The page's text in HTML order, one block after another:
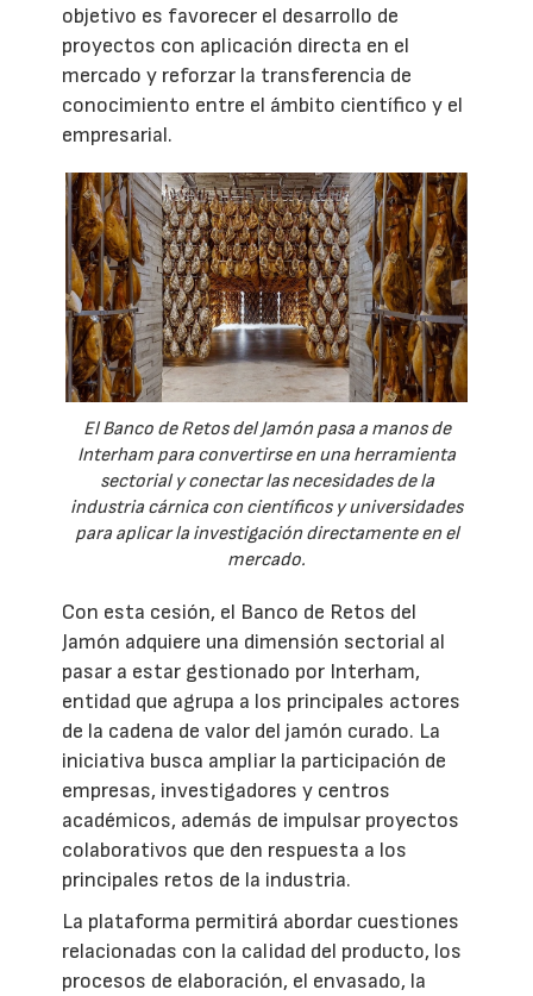
objetivo es favorecer el desarrollo de
proyectos con aplicación directa en el
mercado y reforzar la transferencia de
conocimiento entre el ámbito científico y el
empresarial.
El Banco de Retos del Jamón pasa a manos de
Interham para convertirse en una herramienta
sectorial y conectar las necesidades de la
industria cárnica con científicos y universidades
para aplicar la investigación directamente en el
mercado.
Con esta cesión, el Banco de Retos del
Jamón adquiere una dimensión sectorial al
pasar a estar gestionado por Interham,
entidad que agrupa a los principales actores
de la cadena de valor del jamón curado. La
iniciativa busca ampliar la participación de
empresas, investigadores y centros
académicos, además de impulsar proyectos
colaborativos que den respuesta a los
principales retos de la industria.
La plataforma permitirá abordar cuestiones
relacionadas con la calidad del producto, los
procesos de elaboración, el envasado, la